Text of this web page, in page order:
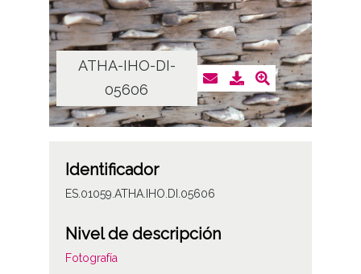
ATHA-IHO-DI-
05606
Identificador
ES.01059.ATHA.IHO.DI.05606
Nivel de descripción
Fotografía